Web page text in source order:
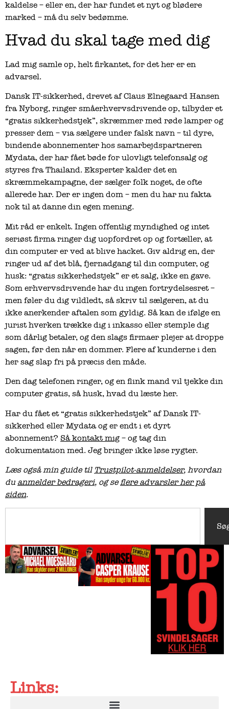
kaldelse – eller en, der har fundet et nyt og blødere
marked – må du selv bedømme.
Hvad du skal tage med dig
Lad mig samle op, helt firkantet, for det her er en
advarsel.
Dansk IT-sikkerhed, drevet af Claus Elnegaard Hansen
fra Nyborg, ringer småerhvervsdrivende op, tilbyder et
“gratis sikkerhedstjek”, skræmmer med røde lamper og
presser dem – via sælgere under falsk navn – til dyre,
bindende abonnementer hos samarbejdspartneren
Mydata, der har fået bøde for ulovligt telefonsalg og
styres fra Thailand. Eksperter kalder det en
skræmmekampagne, der sælger folk noget, de ofte
allerede har. Der er ingen dom – men du har nu fakta
nok til at danne din egen mening.
Mit råd er enkelt. Ingen offentlig myndighed og intet
seriøst firma ringer dig uopfordret op og fortæller, at
din computer er ved at blive hacket. Giv aldrig en, der
ringer ud af det blå, fjernadgang til din computer, og
husk: “gratis sikkerhedstjek” er et salg, ikke en gave.
Som erhvervsdrivende har du ingen fortrydelsesret –
men føler du dig vildledt, så skriv til sælgeren, at du
ikke anerkender aftalen som gyldig. Så kan de ifølge en
jurist hverken trække dig i inkasso eller stemple dig
som dårlig betaler, og den slags firmaer plejer at droppe
sagen, før den når en dommer. Flere af kunderne i den
her sag slap fri på præcis den måde.
Den dag telefonen ringer, og en flink mand vil tjekke din
computer gratis, så husk, hvad du læste her.
Har du fået et “gratis sikkerhedstjek” af Dansk IT-
sikkerhed eller Mydata og er endt i et dyrt
abonnement? Så kontakt mig – og tag din
dokumentation med. Jeg bringer ikke løse rygter.
Læs også min guide til Trustpilot-anmeldelser, hvordan
du anmelder bedrageri, og seflere advarsler her på
siden.
Links: